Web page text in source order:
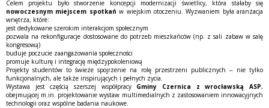
Celem projektu było stworzenie koncepcji modernizacji świetlicy, która stałaby się
nowoczesnym miejscem spotkań w wiejskim otoczeniu. Wyzwaniem była aranżacja
wnętrza, które:
jest dedykowane szerokim interakcjom społecznym
pozwala na rekonfiguracje dostosowane do potrzeb mieszkańców (np. z sali zabaw w salę
kongresową)
buduje poczucie zaangażowania społeczności
promuje kulturę i integrację międzypokoleniową
Projekty studentów to świeże spojrzenie na rolę przestrzeni publicznych – nie tylko
funkcjonalnych, ale także inspirujących i pełnych życia.
Wystawa jest częścią szerszej współpracy Gminy Czernica z wrocławską ASP,
obejmującej m.in. projektowanie wystaw multimedialnych z zastosowaniem innowacyjnych
technologii oraz wspólne badania naukowe.